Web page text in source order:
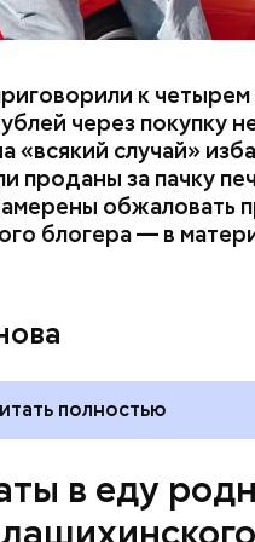
к
через покупку
«всякий случай»
проданы за пачку
обжаловать
блогера — в
полностью
в еду
в еду химикаты.